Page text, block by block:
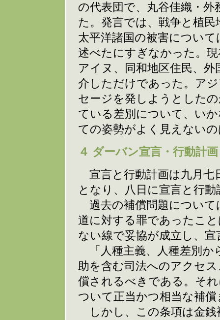
の代表団で、丸谷佳織・
た。発言では、戦争と植
太平洋諸国の被害につい
述べたにすぎなかった。
アイヌ、同和地区住民、
介しただけであった。ア
セージを発しようとした
ている差別について、い
ての姿勢がよく見えない
４ ダーバン宣言・行動計画
宣言と行動計画は九月七
となり、八日に宣言と行
過去の補償問題について
道に対する罪であったこ
ない線で妥協が成立し、
「人種主義、人種差別か
助を含む司法へのアクセ
償されるべきである。そ
ついて正当かつ相当な補
しかし、この条項は金銭